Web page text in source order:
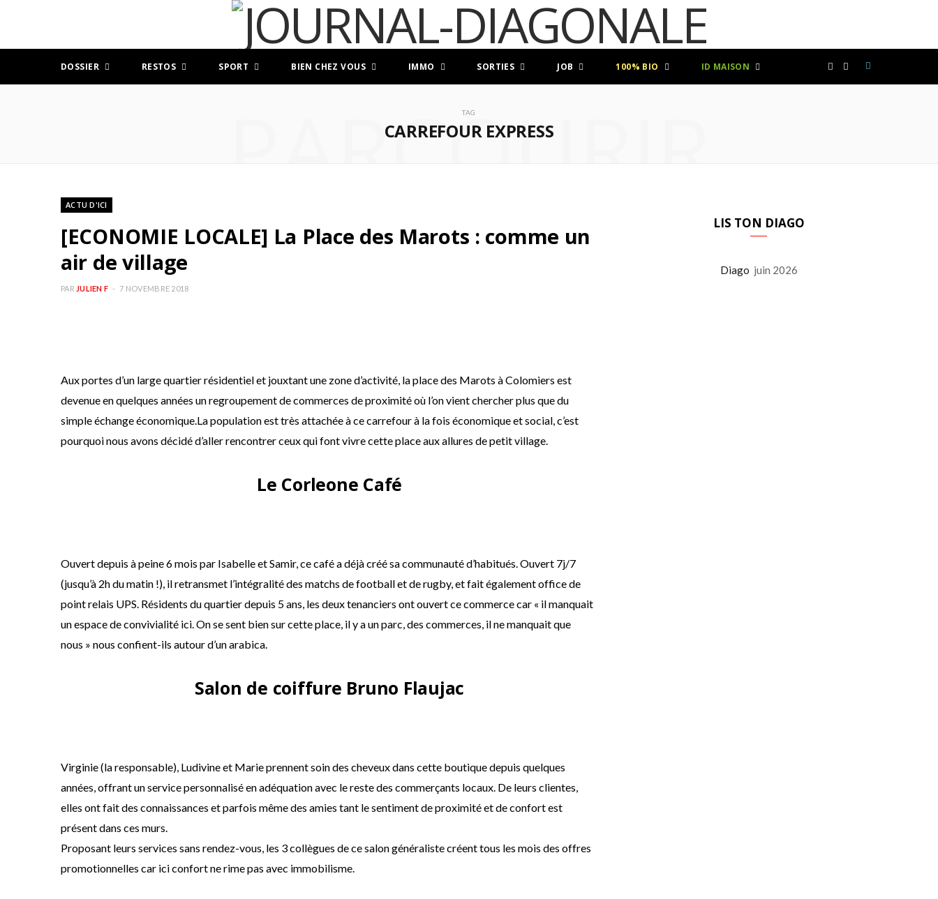
DOSSIER RESTOS SPORT BIEN CHEZ VOUS IMMO SORTIES JOB 100% BIO ID MAISON
TAG
CARREFOUR EXPRESS
PARCOURIR
ACTU D'ICI
[ECONOMIE LOCALE] La Place des Marots : comme un
air de village
PAR JULIEN F 7 NOVEMBRE 2018
Aux portes d’un large quartier résidentiel et jouxtant une zone d’activité, la place des Marots à Colomiers est
devenue en quelques années un regroupement de commerces de proximité où l’on vient chercher plus que du
simple échange économique.La population est très attachée à ce carrefour à la fois économique et social, c’est
pourquoi nous avons décidé d’aller rencontrer ceux qui font vivre cette place aux allures de petit village.
Le Corleone Café
Ouvert depuis à peine 6 mois par Isabelle et Samir, ce café a déjà créé sa communauté d’habitués. Ouvert 7j/7
(jusqu’à 2h du matin !), il retransmet l’intégralité des matchs de football et de rugby, et fait également office de
point relais UPS. Résidents du quartier depuis 5 ans, les deux tenanciers ont ouvert ce commerce car « il manquait
un espace de convivialité ici. On se sent bien sur cette place, il y a un parc, des commerces, il ne manquait que
nous » nous confient-ils autour d’un arabica.
Salon de coiffure Bruno Flaujac
Virginie (la responsable), Ludivine et Marie prennent soin des cheveux dans cette boutique depuis quelques
années, offrant un service personnalisé en adéquation avec le reste des commerçants locaux. De leurs clientes,
elles ont fait des connaissances et parfois même des amies tant le sentiment de proximité et de confort est
présent dans ces murs.
Proposant leurs services sans rendez-vous, les 3 collègues de ce salon généraliste créent tous les mois des offres
promotionnelles car ici confort ne rime pas avec immobilisme.
LIS TON DIAGO
Diago juin 2026